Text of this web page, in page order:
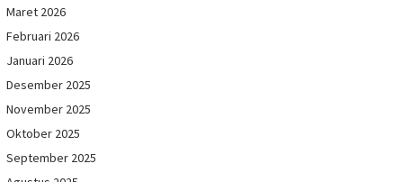
Maret 2026
Februari 2026
Januari 2026
Desember 2025
November 2025
Oktober 2025
September 2025